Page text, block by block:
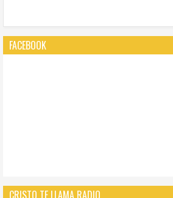
FACEBOOK
CRISTO TE LLAMA RADIO